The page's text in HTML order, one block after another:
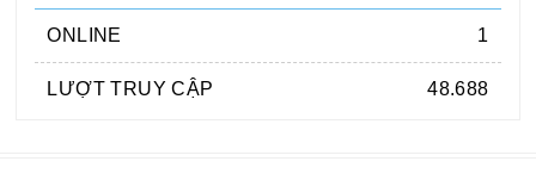
ONLINE 1
LƯỢT TRUY CẬP 48.688